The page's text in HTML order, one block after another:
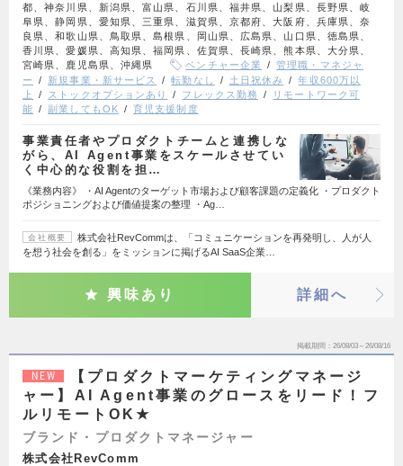
都、神奈川県、新潟県、富山県、石川県、福井県、山梨県、長野県、岐
阜県、静岡県、愛知県、三重県、滋賀県、京都府、大阪府、兵庫県、奈
良県、和歌山県、鳥取県、島根県、岡山県、広島県、山口県、徳島県、
香川県、愛媛県、高知県、福岡県、佐賀県、長崎県、熊本県、大分県、
宮崎県、鹿児島県、沖縄県
ベンチャー企業
管理職・マネジャ
ー
新規事業・新サービス 転勤なし 土日祝休み
年収600万以
上
ストックオプションあり フレックス勤務
リモートワーク可
能
副業してもOK 育児支援制度
事業責任者やプロダクトチームと連携しな
がら、AI Agent事業をスケールさせてい
く中心的な役割を担…
《業務内容》 ・AI Agentのターゲット市場および顧客課題の定義化 ・プロダクト
ポジショニングおよび価値提案の整理 ・Ag…
会社概要
株式会社RevCommは、「コミュニケーションを再発明し、人が人
を想う社会を創る」をミッションに掲げるAI SaaS企業…
興味あり 詳細へ
掲載期間 26/08/03～26/08/16
NEW
【プロダクトマーケティングマネージ
ャー】AI Agent事業のグロースをリード！フ
ルリモートOK★
ブランド・プロダクトマネージャー
株式会社RevComm